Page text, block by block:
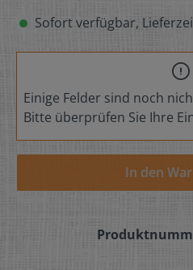
Sofort verfügbar,
Einige Felder sind noch
Bitte überprüfen Sie Ihre
In den